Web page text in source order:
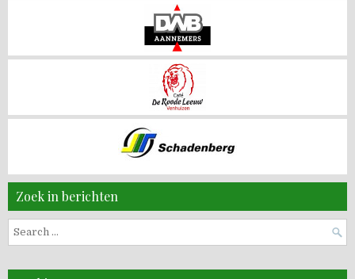
Zoek in berichten
Search
for: